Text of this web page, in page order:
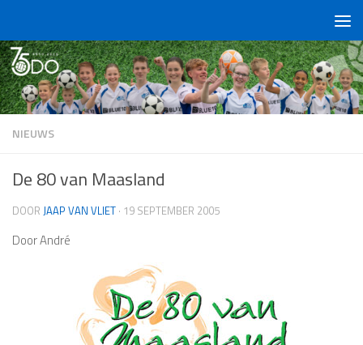
NIEUWS
De 80 van Maasland
DOOR JAAP VAN VLIET · 19 SEPTEMBER 2005
Door André